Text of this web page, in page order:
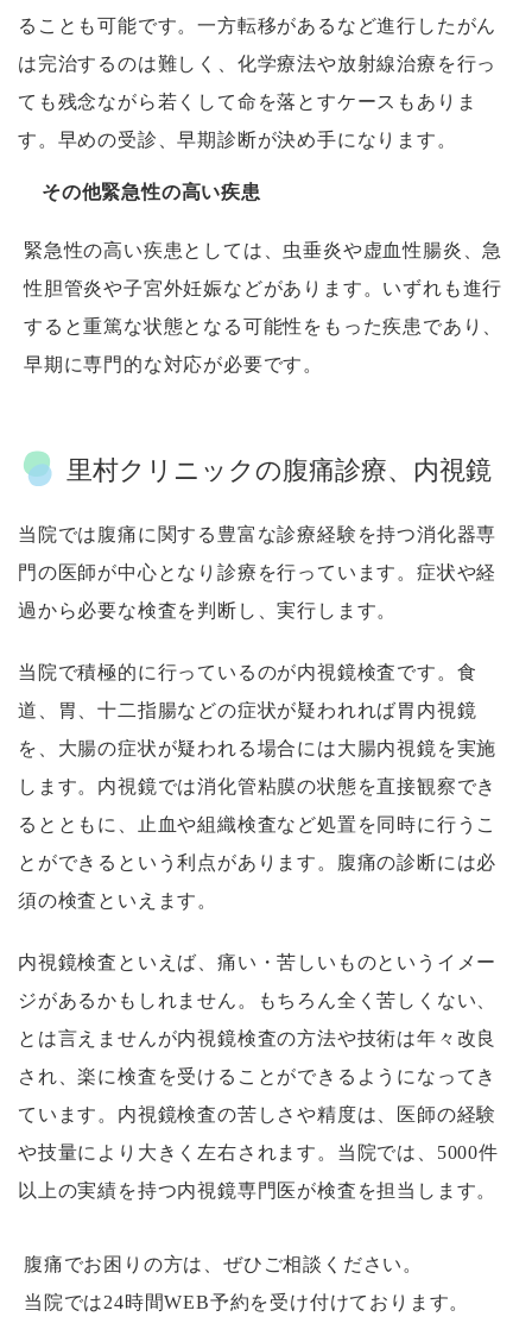
ることも可能です。一方転移があるなど進行したがん
は完治するのは難しく、化学療法や放射線治療を行っ
ても残念ながら若くして命を落とすケースもありま
す。早めの受診、早期診断が決め手になります。
その他緊急性の高い疾患
緊急性の高い疾患としては、虫垂炎や虚血性腸炎、急
性胆管炎や子宮外妊娠などがあります。いずれも進行
すると重篤な状態となる可能性をもった疾患であり、
早期に専門的な対応が必要です。
里村クリニックの腹痛診療、内視鏡
当院では腹痛に関する豊富な診療経験を持つ消化器専
門の医師が中心となり診療を行っています。症状や経
過から必要な検査を判断し、実行します。
当院で積極的に行っているのが内視鏡検査です。食
道、胃、十二指腸などの症状が疑われれば胃内視鏡
を、大腸の症状が疑われる場合には大腸内視鏡を実施
します。内視鏡では消化管粘膜の状態を直接観察でき
るとともに、止血や組織検査など処置を同時に行うこ
とができるという利点があります。腹痛の診断には必
須の検査といえます。
内視鏡検査といえば、痛い・苦しいものというイメー
ジがあるかもしれません。もちろん全く苦しくない、
とは言えませんが内視鏡検査の方法や技術は年々改良
され、楽に検査を受けることができるようになってき
ています。内視鏡検査の苦しさや精度は、医師の経験
や技量により大きく左右されます。当院では、5000件
以上の実績を持つ内視鏡専門医が検査を担当します。
腹痛でお困りの方は、ぜひご相談ください。
当院では24時間WEB予約を受け付けております。